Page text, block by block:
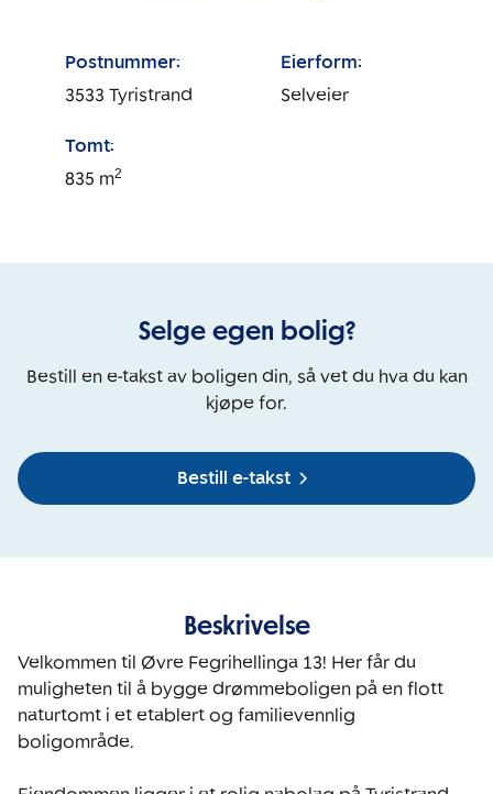
Postnummer:
3533 Tyristrand
Eierform:
Selveier
Tomt:
835 m2
Selge egen bolig?
Bestill en e-takst av boligen din, så vet du hva du kan
kjøpe for.
Bestill e-takst
Beskrivelse
Velkommen til Øvre Fegrihellinga 13! Her får du
muligheten til å bygge drømmeboligen på en flott
naturtomt i et etablert og familievennlig
boligområde.